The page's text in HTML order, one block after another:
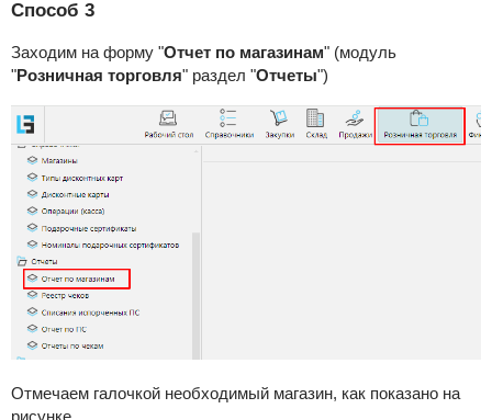
Способ 3
Заходим на форму "Отчет по магазинам" (модуль
"Розничная торговля" раздел "Отчеты")
Отмечаем галочкой необходимый магазин, как показано на
рисунке